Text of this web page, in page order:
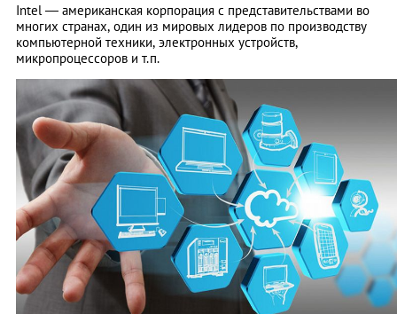
Intel — американская корпорация с представительствами во
многих странах, один из мировых лидеров по производству
компьютерной техники, электронных устройств,
микропроцессоров и т.п.